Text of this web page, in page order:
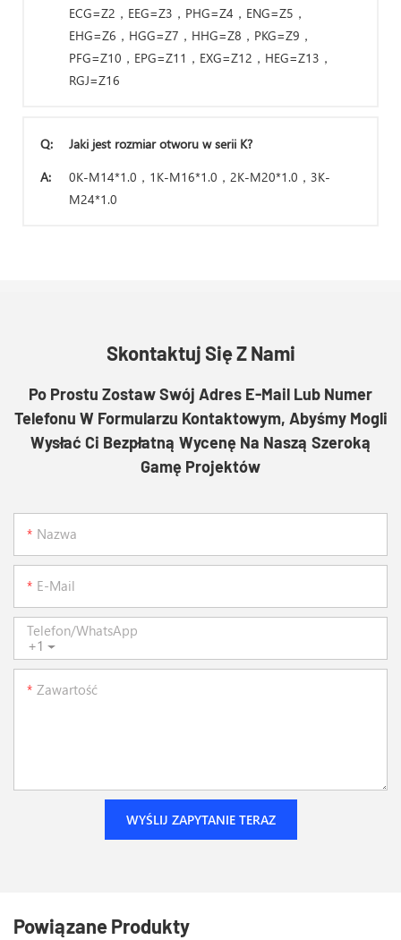
ECG=Z2，EEG=Z3，PHG=Z4，ENG=Z5，
EHG=Z6，HGG=Z7，HHG=Z8，PKG=Z9，
PFG=Z10，EPG=Z11，EXG=Z12，HEG=Z13，
RGJ=Z16
Q:
Jaki jest rozmiar otworu w serii K?
A:
0K-M14*1.0，1K-M16*1.0，2K-M20*1.0，3K-
M24*1.0
Skontaktuj Się Z Nami
Po Prostu Zostaw Swój Adres E-Mail Lub Numer
Telefonu W Formularzu Kontaktowym, Abyśmy Mogli
Wysłać Ci Bezpłatną Wycenę Na Naszą Szeroką
Gamę Projektów
Nazwa
E-Mail
+1
Telefon/WhatsApp
Zawartość
WYŚLIJ ZAPYTANIE TERAZ
Powiązane Produkty